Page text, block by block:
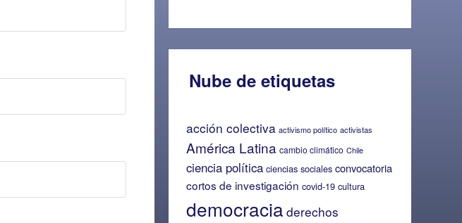
Nube de etiquetas
acción colectiva activismo político activistas
América Latina cambio climático Chile
ciencia política ciencias sociales convocatoria
cortos de investigación covid-19 cultura
democracia derechos